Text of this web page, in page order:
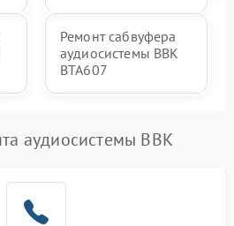
Ремонт сабвуфера
аудиосистемы BBK
BTA607
аудиосистемы BBK